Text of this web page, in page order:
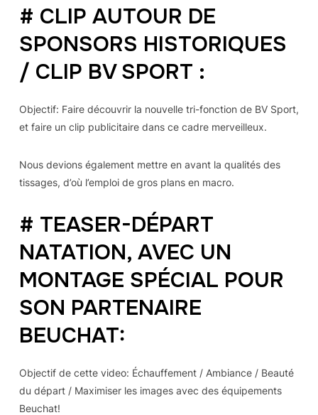
# CLIP AUTOUR DE
SPONSORS HISTORIQUES
/ CLIP BV SPORT :
Objectif: Faire découvrir la nouvelle tri-fonction de BV Sport,
et faire un clip publicitaire dans ce cadre merveilleux.
Nous devions également mettre en avant la qualités des
tissages, d’où l’emploi de gros plans en macro.
# TEASER-DÉPART
NATATION, AVEC UN
MONTAGE SPÉCIAL POUR
SON PARTENAIRE
BEUCHAT:
Objectif de cette video: Échauffement / Ambiance / Beauté
du départ / Maximiser les images avec des équipements
Beuchat!